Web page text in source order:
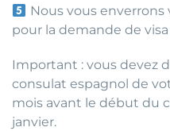
Nous vous
pour la demande de
Important : vous devez
consulat espagnol de
mois avant le début du
janvier.